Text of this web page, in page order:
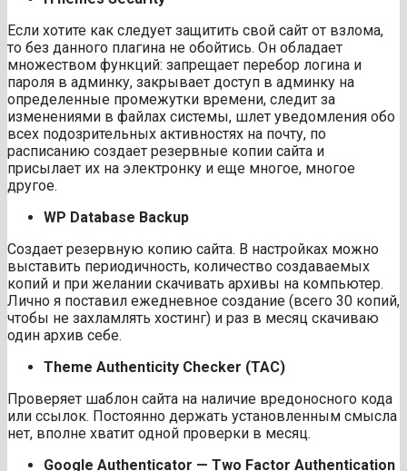
Если хотите как следует защитить свой сайт от взлома,
то без данного плагина не обойтись. Он обладает
множеством функций: запрещает перебор логина и
пароля в админку, закрывает доступ в админку на
определенные промежутки времени, следит за
изменениями в файлах системы, шлет уведомления обо
всех подозрительных активностях на почту, по
расписанию создает резервные копии сайта и
присылает их на электронку и еще многое, многое
другое.
WP Database Backup
Создает резервную копию сайта. В настройках можно
выставить периодичность, количество создаваемых
копий и при желании скачивать архивы на компьютер.
Лично я поставил ежедневное создание (всего 30 копий,
чтобы не захламлять хостинг) и раз в месяц скачиваю
один архив себе.
Theme Authenticity Checker (TAC)
Проверяет шаблон сайта на наличие вредоносного кода
или ссылок. Постоянно держать установленным смысла
нет, вполне хватит одной проверки в месяц.
Google Authenticator — Two Factor Authentication